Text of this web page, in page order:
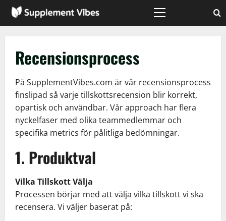
Skip
Primary
Recensionsprocess
På SupplementVibes.com är vår recensionsprocess
finslipad så varje tillskottsrecension blir korrekt,
opartisk och användbar. Vår approach har flera
nyckelfaser med olika teammedlemmar och
specifika metrics för pålitliga bedömningar.
1. Produktval
Vilka Tillskott Välja
Processen börjar med att välja vilka tillskott vi ska
recensera. Vi väljer baserat på: